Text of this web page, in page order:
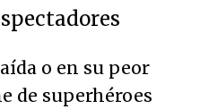
o en su peor
de superhéroes